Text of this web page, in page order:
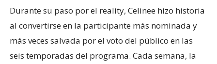
Durante su paso por el reality, Celinee hizo historia
al convertirse en la participante más nominada y
más veces salvada por el voto del público en las
seis temporadas del programa. Cada semana, la